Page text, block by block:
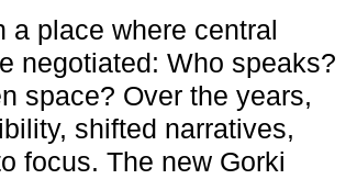
a place where central
negotiated: Who speaks?
space? Over the years,
shifted narratives,
focus. The new Gorki